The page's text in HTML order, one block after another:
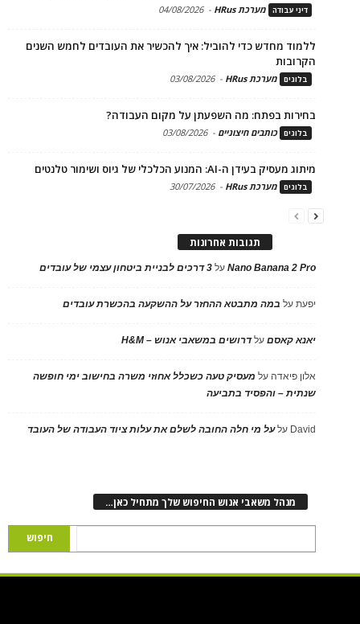
דיני עבודה מערכת HRus -
04/08/2026
ללמוד מחדש כדי להוביל: איך להכשיר את העובדים לחמש השנים
הקרובות
בלוגים מערכת HRus -
03/08/2026
בחירות בפתח: מה השפעתן על מקום העבודה?
בלוגים כותבים חיצוניים -
03/08/2026
מיתוג מעסיק בעידן ה-AI: המנוע הכלכלי של גיוס ושימור טלנטים
בלוגים מערכת HRus -
30/07/2026
תגובות אחרונות
Nano Banana 2 Proעל 3 דרכים לבניית ביטחון עצמי של עובדים
יפעתעל במה מתבטא ההחזר על ההשקעה בהכשרת עובדים
יאנא קאסםעלדרושים במשאבי אנוש – H&M
אלון פיאדה על מעסיק טעה כשכלל אחוזי משרה בחישוב ימי חופשה
שנתית – והפסיד בתביעה
David עלעל מי חלה החובה לשלם את עלות ציוד העבודה של העובד
מנהל משאבי אנוש החיפוש שלך מתחיל כאן…